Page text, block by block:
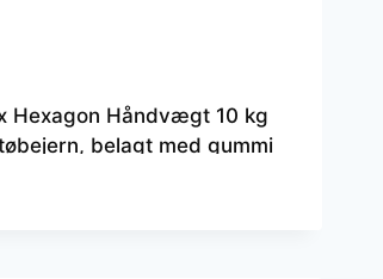
Hexagon Håndvægt 10 kg
belagt med gummi
for godt greb – Til